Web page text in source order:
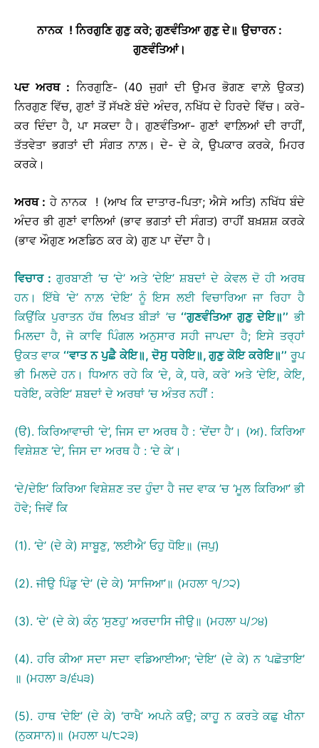
ਨਾਨਕ ! ਨਿਰਗੁਣਿ ਗੁਣੁ ਕਰੇ;ਗੁਣਵੰਤਿਆ ਗੁਣੁ ਦੇ॥ ਉਚਾਰਨ:
ਗੁਣਵੰਤਿਆਂ।
ਪਦ ਅਰਥ: ਨਿਰਗੁਣਿ- (40 ਜੁਗਾਂ ਦੀ ਉਮਰ ਭੋਗਣ ਵਾਲ਼ੇ ਉਕਤ)
ਨਿਰਗੁਣ ਵਿੱਚ, ਗੁਣਾਂ ਤੋਂ ਸੱਖਣੇ ਬੰਦੇ ਅੰਦਰ, ਨਖਿੱਧ ਦੇ ਹਿਰਦੇ ਵਿੱਚ। ਕਰੇ-
ਕਰ ਦਿੰਦਾ ਹੈ, ਪਾ ਸਕਦਾ ਹੈ। ਗੁਣਵੰਤਿਆ- ਗੁਣਾਂ ਵਾਲ਼ਿਆਂ ਦੀ ਰਾਹੀਂ,
ਤੱਤਵੇਤਾ ਭਗਤਾਂ ਦੀ ਸੰਗਤ ਨਾਲ਼। ਦੇ- ਦੇ ਕੇ, ਉਪਕਾਰ ਕਰਕੇ, ਮਿਹਰ
ਕਰਕੇ।
ਅਰਥ: ਹੇ ਨਾਨਕ ! (ਆਖ ਕਿ ਦਾਤਾਰ-ਪਿਤਾ; ਐਸੇ ਅਤਿ) ਨਖਿੱਧ ਬੰਦੇ
ਅੰਦਰ ਭੀ ਗੁਣਾਂ ਵਾਲਿਆਂ (ਭਾਵ ਭਗਤਾਂ ਦੀ ਸੰਗਤ) ਰਾਹੀਂ ਬਖ਼ਸ਼ਸ਼ ਕਰਕੇ
(ਭਾਵ ਔਗੁਣ ਅਣਡਿਠ ਕਰ ਕੇ) ਗੁਣ ਪਾ ਦੇਂਦਾ ਹੈ।
ਵਿਚਾਰ: ਗੁਰਬਾਣੀ ’ਚ ‘ਦੇ’ ਅਤੇ ‘ਦੇਇ’ ਸ਼ਬਦਾਂ ਦੇ ਕੇਵਲ ਦੋ ਹੀ ਅਰਥ
ਹਨ। ਇੱਥੇ ‘ਦੇ’ ਨਾਲ਼ ‘ਦੇਇ’ ਨੂੰ ਇਸ ਲਈ ਵਿਚਾਰਿਆ ਜਾ ਰਿਹਾ ਹੈ
ਕਿਉਂਕਿ ਪੁਰਾਤਨ ਹੱਥ ਲਿਖਤ ਬੀੜਾਂ ’ਚ‘‘ਗੁਣਵੰਤਿਆ ਗੁਣੁ ਦੇਇ॥’’ ਭੀ
ਮਿਲਦਾ ਹੈ, ਜੋ ਕਾਵਿ ਪਿੰਗਲ ਅਨੁਸਾਰ ਸਹੀ ਜਾਪਦਾ ਹੈ; ਇਸੇ ਤਰ੍ਹਾਂ
ਉਕਤ ਵਾਕ‘‘ਵਾਤ ਨ ਪੁਛੈ ਕੇਇ॥,ਦੋਸੁ ਧਰੇਇ॥,ਗੁਣੁ ਕੋਇ ਕਰੇਇ॥’’ ਰੂਪ
ਭੀ ਮਿਲਦੇ ਹਨ। ਧਿਆਨ ਰਹੇ ਕਿ ‘ਦੇ, ਕੇ, ਧਰੇ, ਕਰੇ’ ਅਤੇ ‘ਦੇਇ, ਕੇਇ,
ਧਰੇਇ, ਕਰੇਇ’ ਸ਼ਬਦਾਂ ਦੇ ਅਰਥਾਂ ’ਚ ਅੰਤਰ ਨਹੀਂ :
(ੳ). ਕਿਰਿਆਵਾਚੀ ‘ਦੇ’, ਜਿਸ ਦਾ ਅਰਥ ਹੈ : ‘ਦੇਂਦਾ ਹੈ’। (ਅ). ਕਿਰਿਆ
ਵਿਸ਼ੇਸ਼ਣ ‘ਦੇ’, ਜਿਸ ਦਾ ਅਰਥ ਹੈ : ‘ਦੇ ਕੇ’।
‘ਦੇ/ਦੇਇ’ ਕਿਰਿਆ ਵਿਸ਼ੇਸ਼ਣ ਤਦ ਹੁੰਦਾ ਹੈ ਜਦ ਵਾਕ ’ਚ ‘ਮੂਲ ਕਿਰਿਆ’ ਭੀ
ਹੋਵੇ; ਜਿਵੇਂ ਕਿ
(1). ‘ਦੇ’ (ਦੇ ਕੇ) ਸਾਬੂਣੁ, ‘ਲਈਐ’ ਓਹੁ ਧੋਇ॥ (ਜਪੁ)
(2). ਜੀਉ ਪਿੰਡੁ ‘ਦੇ’ (ਦੇ ਕੇ) ‘ਸਾਜਿਆ’॥ (ਮਹਲਾ ੧/੭੨)
(3). ‘ਦੇ’ (ਦੇ ਕੇ) ਕੰਨੁ ‘ਸੁਣਹੁ’ ਅਰਦਾਸਿ ਜੀਉ॥ (ਮਹਲਾ ੫/੭੪)
(4). ਹਰਿ ਕੀਆ ਸਦਾ ਸਦਾ ਵਡਿਆਈਆ; ‘ਦੇਇ’ (ਦੇ ਕੇ) ਨ ‘ਪਛੋਤਾਇ’
॥ (ਮਹਲਾ ੩/੬੫੩)
(5). ਹਾਥ ‘ਦੇਇ’ (ਦੇ ਕੇ) ‘ਰਾਖੈ’ ਅਪਨੇ ਕਉ; ਕਾਹੂ ਨ ਕਰਤੇ ਕਛੁ ਖੀਨਾ
(ਨੁਕਸਾਨ)॥ (ਮਹਲਾ ੫/੮੨੩)